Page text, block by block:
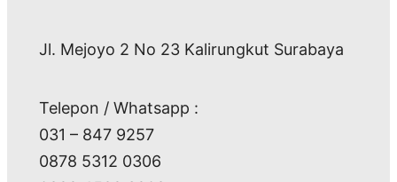
Jl. Mejoyo 2 No 23 Kalirungkut Surabaya
Telepon / Whatsapp :
031 – 847 9257
0878 5312 0306